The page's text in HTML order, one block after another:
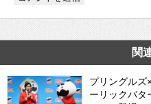
関
プリングルズ
ーリックバ